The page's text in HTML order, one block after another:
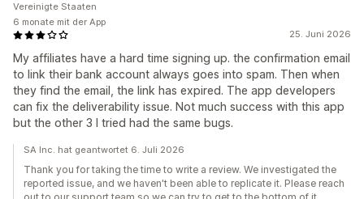
25. Juni 2026
My affiliates have a hard time signing up. the confirmation email
to link their bank account always goes into spam. Then when
they find the email, the link has expired. The app developers
can fix the deliverability issue. Not much success with this app
but the other 3 I tried had the same bugs.
Vereinigte Staaten
6 monate mit der App
SA Inc. hat geantwortet 6. Juli 2026
Thank you for taking the time to write a review. We investigated the
reported issue, and we haven't been able to replicate it. Please reach